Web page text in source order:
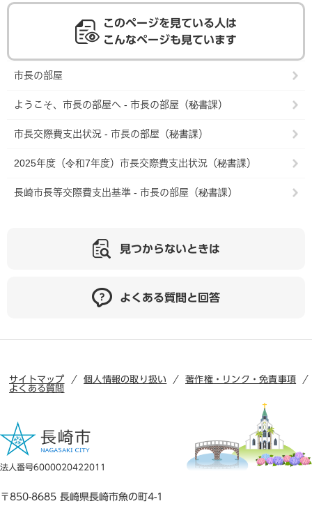
このページを見ている人は
こんなページも見ています
市長の部屋
ようこそ、市長の部屋へ - 市長の部屋（秘書課）
市長交際費支出状況 - 市長の部屋（秘書課）
2025年度（令和7年度）市長交際費支出状況（秘書課）
長崎市長等交際費支出基準 - 市長の部屋（秘書課）
見つからないときは
よくある質問と回答
サイトマップ 個人情報の取り扱い
著作権・リンク・免責事項
よくある質問
法人番号6000020422011
〒850-8685 長崎県長崎市魚の町4-1